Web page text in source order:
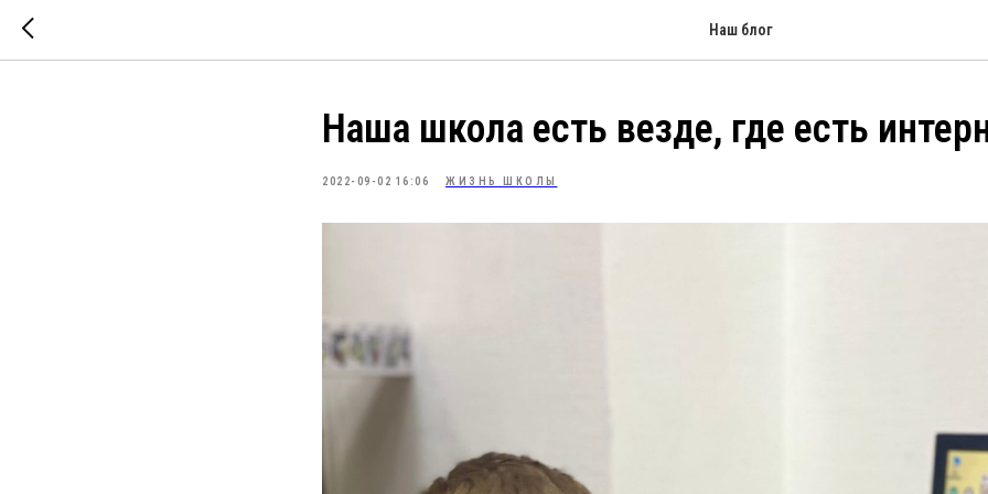
Наш блог
Наша школа есть везде, где есть
2022-09-02 16:06 ЖИЗНЬ ШКОЛЫ